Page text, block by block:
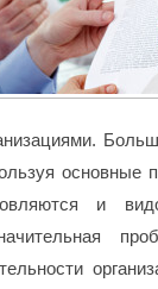
основные
и